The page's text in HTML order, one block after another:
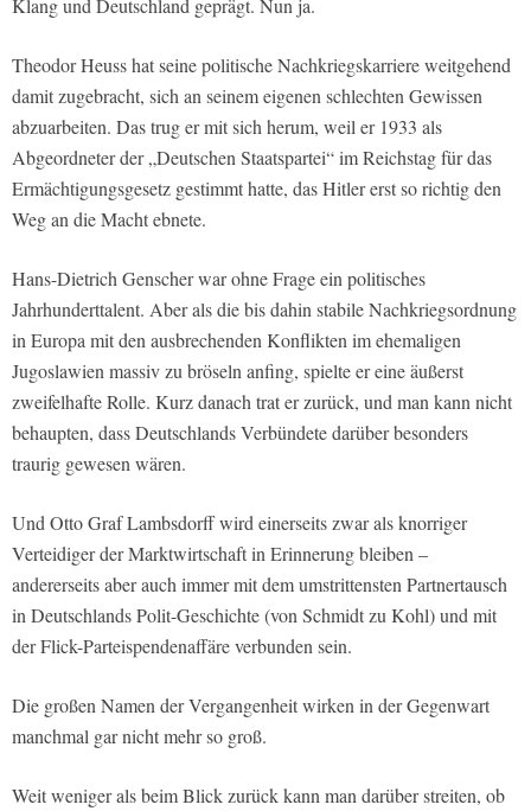
Theodor Heuss hat seine politische Nachkriegskarriere weitgehend
damit zugebracht, sich an seinem eigenen schlechten Gewissen
abzuarbeiten. Das trug er mit sich herum, weil er 1933 als
Abgeordneter der „Deutschen Staatspartei“ im Reichstag für das
Ermächtigungsgesetz gestimmt hatte, das Hitler erst so richtig den
Weg an die Macht ebnete.
Hans-Dietrich Genscher war ohne Frage ein politisches
Jahrhunderttalent. Aber als die bis dahin stabile Nachkriegsordnung
in Europa mit den ausbrechenden Konflikten im ehemaligen
Jugoslawien massiv zu bröseln anfing, spielte er eine äußerst
zweifelhafte Rolle. Kurz danach trat er zurück, und man kann nicht
behaupten, dass Deutschlands Verbündete darüber besonders
traurig gewesen wären.
Und Otto Graf Lambsdorff wird einerseits zwar als knorriger
Verteidiger der Marktwirtschaft in Erinnerung bleiben –
andererseits aber auch immer mit dem umstrittensten Partnertausch
in Deutschlands Polit-Geschichte (von Schmidt zu Kohl) und mit
der Flick-Parteispendenaffäre verbunden sein.
Die großen Namen der Vergangenheit wirken in der Gegenwart
manchmal gar nicht mehr so groß.
Weit weniger als beim Blick zurück kann man darüber streiten, ob